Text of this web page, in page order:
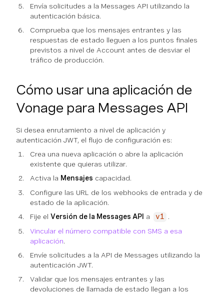
Envía solicitudes a la Messages API utilizando la
autenticación básica.
Comprueba que los mensajes entrantes y las
respuestas de estado lleguen a los puntos finales
previstos a nivel de Account antes de desviar el
tráfico de producción.
Cómo usar una aplicación de
Vonage para Messages API
Si desea enrutamiento a nivel de aplicación y
autenticación JWT, el flujo de configuración es:
Crea una nueva aplicación o abre la aplicación
existente que quieras utilizar.
Activa la Mensajes capacidad.
Configure las URL de los webhooks de entrada y de
estado de la aplicación.
Fije el Versión de la Messages API a v1
.
Vincular el número compatible con SMS a esa
aplicación.
Envíe solicitudes a la API de Messages utilizando la
autenticación JWT.
Validar que los mensajes entrantes y las
devoluciones de llamada de estado llegan a los